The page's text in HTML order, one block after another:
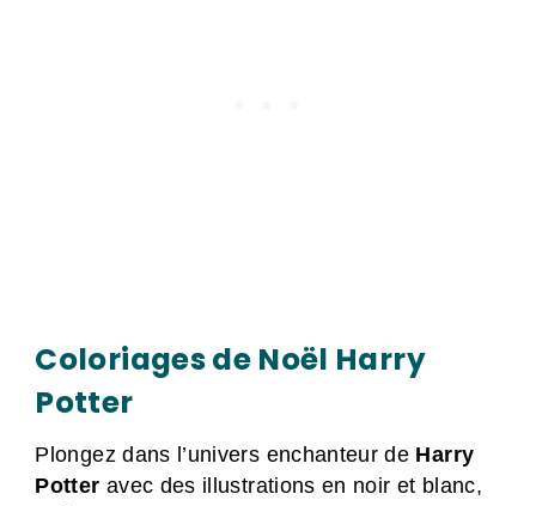
Coloriages de Noël Harry
Potter
Plongez dans l’univers enchanteur de Harry
Potter avec des illustrations en noir et blanc,